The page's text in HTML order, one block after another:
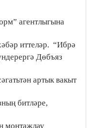
агентлыгына
иттеләр. “Ибрә
Дөбъяз
артык вакыт
битләре,
монтажлау